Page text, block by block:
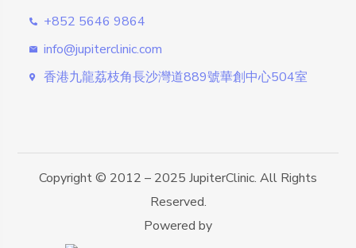
+852 5646 9864
info@jupiterclinic.com
香港九龍荔枝角長沙灣道889號華創中心504室
Copyright © 2012 – 2025 JupiterClinic. All Rights
Reserved.
Powered by